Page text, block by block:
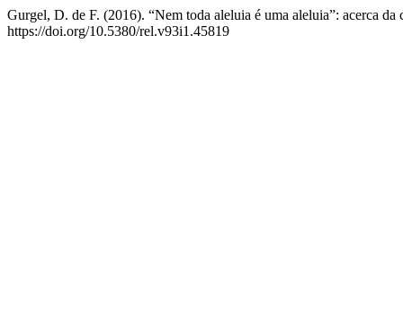
Gurgel, D. de F. (2016). “Nem toda aleluia é uma aleluia”: acerca
https://doi.org/10.5380/rel.v93i1.45819